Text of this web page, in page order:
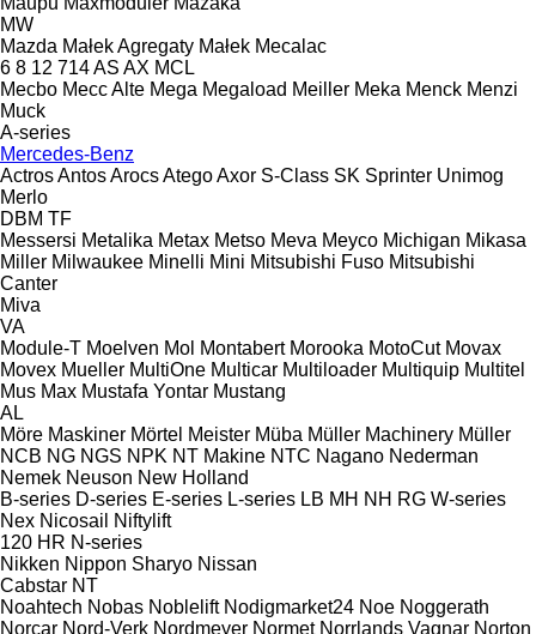
MW
Mazda Małek Agregaty Małek Mecalac
6 8 12 714AS AX MCL
Mecbo Mecc Alte Mega Megaload Meiller Meka Menck Menzi
Muck
A-series
Mercedes-Benz
ActrosAntosArocsAtegoAxor S-Class SK Sprinter Unimog
Merlo
DBM TF
Messersi Metalika Metax Metso Meva Meyco Michigan Mikasa
Miller Milwaukee Minelli Mini Mitsubishi Fuso Mitsubishi
Canter
Miva
VA
Module-T Moelven Mol Montabert Morooka MotoCut Movax
Movex Mueller MultiOne Multicar Multiloader Multiquip Multitel
Mus Max Mustafa Yontar Mustang
AL
Möre Maskiner Mörtel Meister Müba Müller Machinery Müller
NCB NG NGS NPK NT Makine NTC Nagano Nederman
Nemek Neuson New Holland
B-series D-series E-series L-series LB MH NH RG W-series
Nex Nicosail
Niftylift
120 HR N-series
Nikken Nippon Sharyo Nissan
Cabstar NT
Noahtech Nobas Noblelift Nodigmarket24 Noe Noggerath
Norcar Nord-Verk Nordmeyer Normet Norrlands Vagnar Norton